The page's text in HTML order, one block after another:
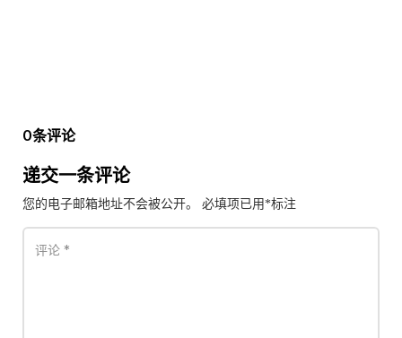
0条评论
递交一条评论
您的电子邮箱地址不会被公开。 必填项已用*标注